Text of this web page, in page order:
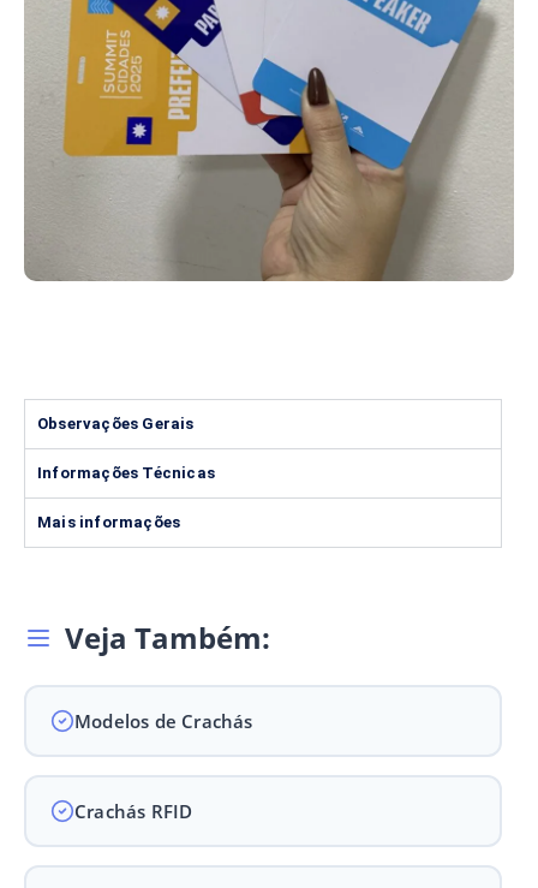
Observações Gerais
Informações Técnicas
Mais informações
Veja Também:
Modelos de Crachás
Crachás RFID